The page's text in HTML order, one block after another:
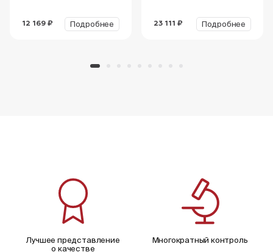
12 169 ₽ Подробнее 23 111 ₽ Подробнее
Лучшее представление
о качестве
Многократный контроль